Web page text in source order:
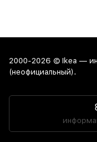
2000-2026 © Ikea —
(неофициальный).